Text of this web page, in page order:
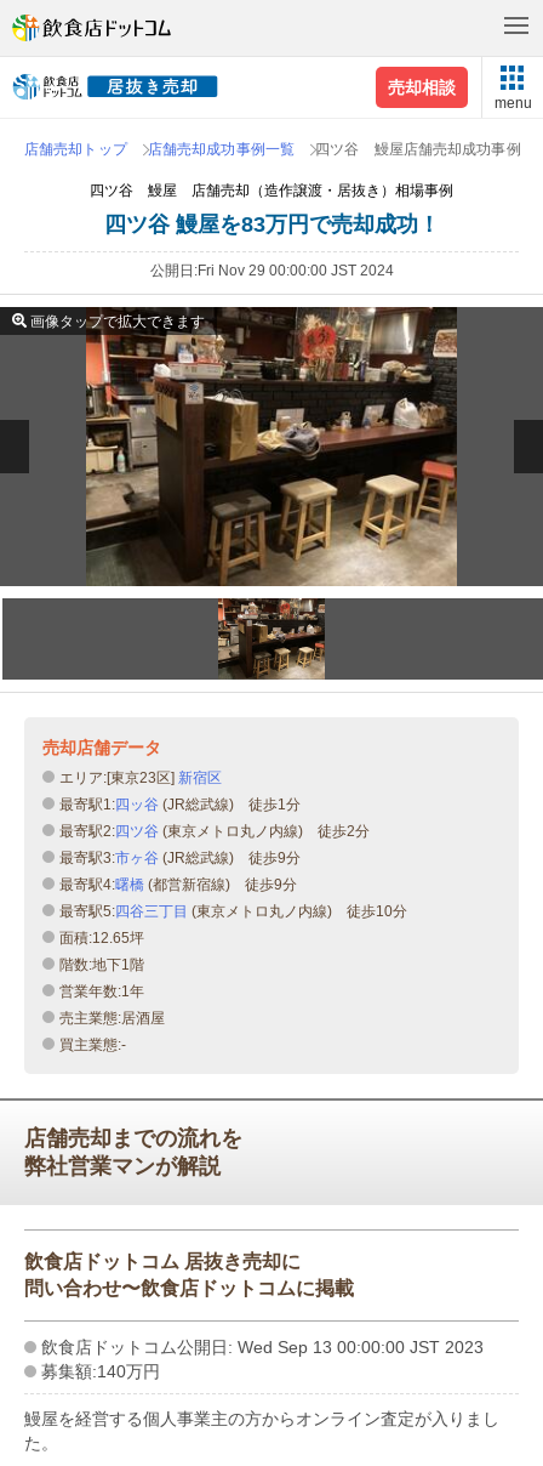
売却相談
menu
店舗売却トップ 店舗売却成功事例一覧 四ツ谷 鰻屋店舗売却成功事例
四ツ谷 鰻屋 店舗売却（造作譲渡・居抜き）相場事例
四ツ谷 鰻屋を83万円で売却成功！
公開日 Fri Nov 29 00:00:00 JST 2024
画像タップで拡大できます
売却店舗データ
エリア:[東京23区] 新宿区
最寄駅1:四ッ谷 (JR総武線) 徒歩1分
最寄駅2:四ツ谷 (東京メトロ丸ノ内線) 徒歩2分
最寄駅3:市ヶ谷 (JR総武線) 徒歩9分
最寄駅4:曙橋 (都営新宿線) 徒歩9分
最寄駅5:四谷三丁目 (東京メトロ丸ノ内線) 徒歩10分
面積:12.65坪
階数:地下1階
営業年数:1年
売主業態:居酒屋
買主業態:-
店舗売却までの流れを
弊社営業マンが解説
飲食店ドットコム 居抜き売却に
問い合わせ〜飲食店ドットコムに掲載
飲食店ドットコム公開日: Wed Sep 13 00:00:00 JST 2023
募集額:140万円
鰻屋を経営する個人事業主の方からオンライン査定が入りまし
た。